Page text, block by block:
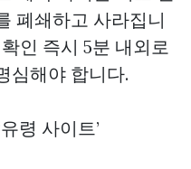
폐쇄하고 사라집니
인 즉시 5분 내외로
심해야 합니다.
령 사이트’